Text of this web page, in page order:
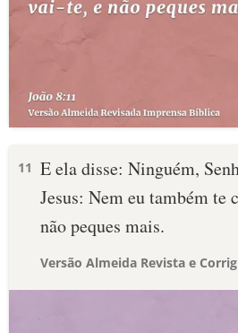
11 E ela disse: Ninguém,
Jesus: Nem eu também te
não peques mais.
Versão Almeida Revista e